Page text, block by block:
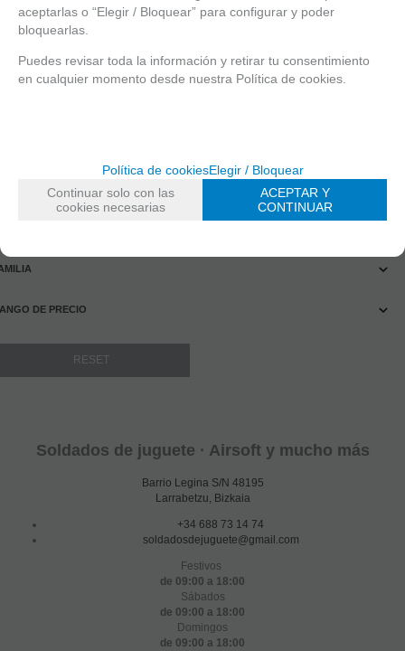
25/08/2026
21.00% IVA
incluido
5
FILTRAR PRODUCTOS
DE PRECIO
Soldados de juguete · Airsoft y mucho más
Barrio Legina S/N 48195
Larrabetzu, Bizkaia
+34 688 73 14 74
soldadosdejuguete@gmail.com
Festivos
de 09:00 a 18:00
Sábados
de 09:00 a 18:00
Domingos
de 09:00 a 18:00
aceptarlas o “Elegir / Bloquear” para configurar y poder
bloquearlas.
Puedes revisar toda la información y retirar tu consentimiento
en cualquier momento desde nuestra Política de cookies.
Política de cookiesElegir / Bloquear
Continuar solo con las
cookies necesarias
ACEPTAR Y
CONTINUAR